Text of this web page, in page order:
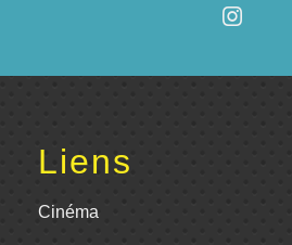
Liens
Cinéma